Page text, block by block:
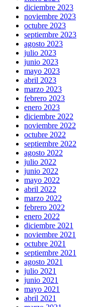
diciembre 2023
noviembre 2023
octubre 2023
septiembre 2023
agosto 2023
julio 2023
junio 2023
mayo 2023
abril 2023
marzo 2023
febrero 2023
enero 2023
diciembre 2022
noviembre 2022
octubre 2022
septiembre 2022
agosto 2022
julio 2022
junio 2022
mayo 2022
abril 2022
marzo 2022
febrero 2022
enero 2022
diciembre 2021
noviembre 2021
octubre 2021
septiembre 2021
agosto 2021
julio 2021
junio 2021
mayo 2021
abril 2021